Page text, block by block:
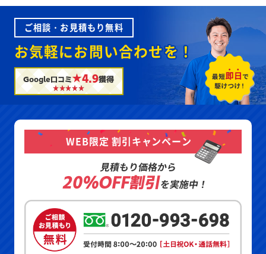
ご相談・お見積もり無料
お気軽にお問い合わせを！
Google口コミ★4.9獲得
WEB限定 割引キャンペーン
見積もり価格から
20%OFF割引を実施中！